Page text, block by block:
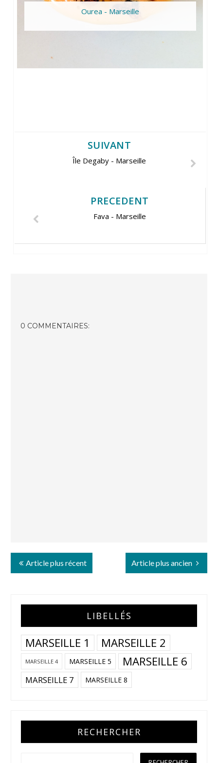
Ourea - Marseille
SUIVANT
Île Degaby - Marseille
PRECEDENT
Fava - Marseille
0 COMMENTAIRES:
Article plus récent Article plus ancien
LIBELLÉS
MARSEILLE 1 MARSEILLE 2
MARSEILLE 4 MARSEILLE 5 MARSEILLE 6
MARSEILLE 7 MARSEILLE 8
RECHERCHER